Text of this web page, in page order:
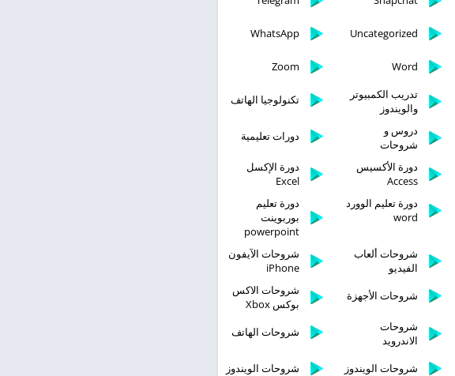
Uncategorized
WhatsApp
Word
Zoom
تدريب الكمبيوتر
والويندوز
تكنولوجيا الهاتف
دروس و
شروحات
دورات تعليمية
دورة الأكسيس
Access
دورة الإكسل
Excel
دورة تعليم الوورد
word
دورة تعليم
بوربوينت
powerpoint
شروحات ألعاب
الفيديو
شروحات الآيفون
iPhone
شروحات الأجهزة
شروحات الاكس
بوكس Xbox
شروحات
الاندرويد
شروحات الهاتف
شروحات الويندوز
شروحات الويندوز